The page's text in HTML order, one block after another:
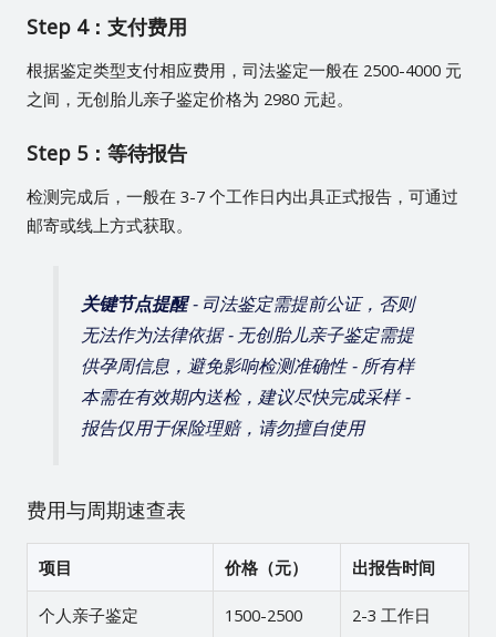
Step 4：支付费用
根据鉴定类型支付相应费用，司法鉴定一般在 2500-4000 元
之间，无创胎儿亲子鉴定价格为 2980 元起。
Step 5：等待报告
检测完成后，一般在 3-7 个工作日内出具正式报告，可通过
邮寄或线上方式获取。
关键节点提醒- 司法鉴定需提前公证，否则
无法作为法律依据 - 无创胎儿亲子鉴定需提
供孕周信息，避免影响检测准确性 - 所有样
本需在有效期内送检，建议尽快完成采样 -
报告仅用于保险理赔，请勿擅自使用
费用与周期速查表
项目 价格（元） 出报告时间
个人亲子鉴定 1500-2500 2-3 工作日